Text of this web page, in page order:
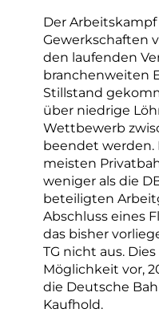
Der
Gewerkschaften
den laufenden
branchenweiten
Stillstand
über niedrige
Wettbewerb
beendet werden.
meisten
weniger als die
beteiligten
Abschluss eines
das bisher
TG nicht aus.
Möglichkeit vor,
die Deutsche
Kaufhold.